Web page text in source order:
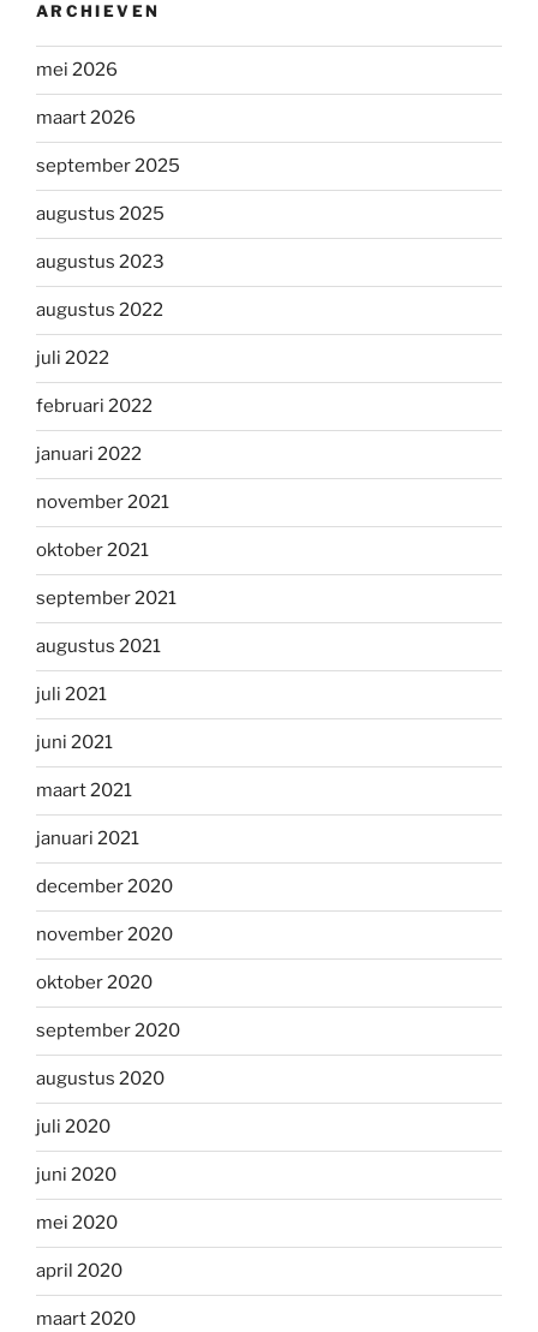
ARCHIEVEN
mei 2026
maart 2026
september 2025
augustus 2025
augustus 2023
augustus 2022
juli 2022
februari 2022
januari 2022
november 2021
oktober 2021
september 2021
augustus 2021
juli 2021
juni 2021
maart 2021
januari 2021
december 2020
november 2020
oktober 2020
september 2020
augustus 2020
juli 2020
juni 2020
mei 2020
april 2020
maart 2020